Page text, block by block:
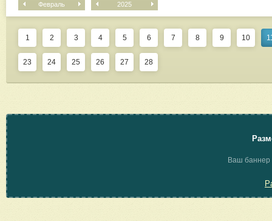
Февраль 2025
1 2 3 4 5 6 7 8 9 10
23 24 25 26 27 28
Ваш баннер